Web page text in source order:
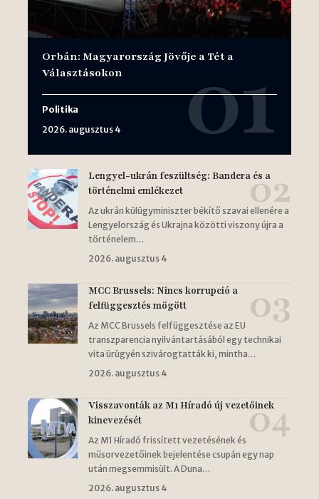
Orbán: Magyarország Jövője a Tét a
Választásokon
Politika
2026. augusztus 4
Lengyel-ukrán feszültség: Bandera és a
történelmi emlékezet
Az ukrán külügyminiszter békítő szavai ellenére a
Lengyelország és Ukrajna közötti viszony újra a
történelem…
2026. augusztus 4
MCC Brussels: Nincs korrupció a
felfüggesztés mögött
Az MCC Brussels felfüggesztése az EU
transzparencia nyilvántartásából egy technikai
vita ürügyén szivárogtatták ki, mintha…
2026. augusztus 4
Visszavonták az M1 Híradó új vezetőinek
kinevezését
Az M1 Híradó frissített vezetésének és
műsorvezetőinek bejelentése csupán egy nap
után megsemmisült. A Duna…
2026. augusztus 4